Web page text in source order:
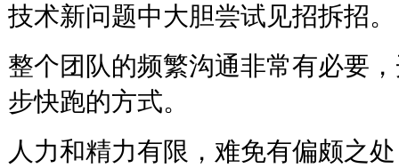
技术新问题中大胆尝试见招拆招。
整个团队的频繁沟通非常有必要
步快跑的方式。
人力和精力有限，难免有偏颇之